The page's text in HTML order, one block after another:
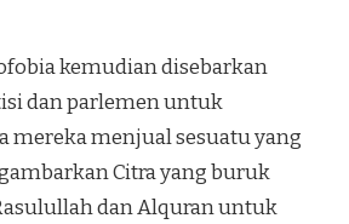
kemudian disebarkan
dan parlemen untuk
mereka menjual sesuatu yang
Citra yang buruk
dan Alquran untuk